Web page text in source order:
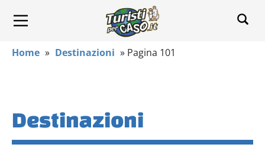
Home » Destinazioni » Pagina 101
Destinazioni